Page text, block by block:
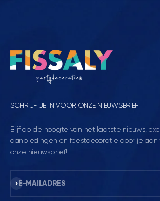
SCHRIJF JE IN VOOR ONZE NIEUWSBRIEF
Blijf op de hoogte van het laatste nieuws,
aanbiedingen en feestdecoratie door je aan
onze nieuwsbrief!
E-MAILADRES
Abonneren